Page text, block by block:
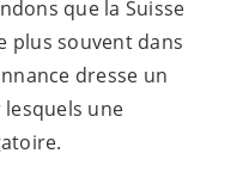
que la Suisse
plus souvent dans
dresse un
une